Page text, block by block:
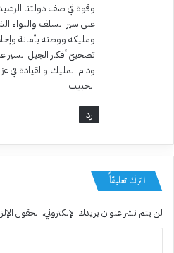
وقوة في صف دولتنا
على سير السلف واللواء
ومليكه ووطنه بأمانة
تصحيح أفكار الجيل
ودام المليك والقيادة في
الحبيب
رد
اترك تعليقاً
لن يتم نشر عنوان بريدك الإلكتروني. الحقول